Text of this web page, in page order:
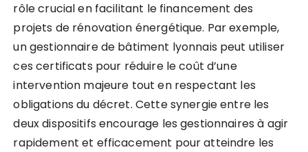
rôle crucial en facilitant le financement des
projets de rénovation énergétique. Par exemple,
un gestionnaire de bâtiment lyonnais peut utiliser
ces certificats pour réduire le coût d’une
intervention majeure tout en respectant les
obligations du décret. Cette synergie entre les
deux dispositifs encourage les gestionnaires à agir
rapidement et efficacement pour atteindre les